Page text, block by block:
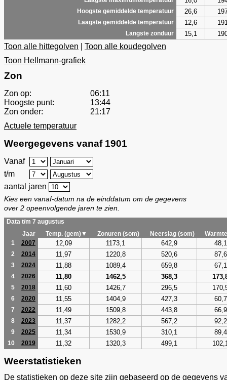
Hoogste gemiddelde temperatuur 26,6
Laagste gemiddelde temperatuur 12,6
Langste zonduur 15,1
Toon alle hittegolven
Toon alle koudegolven
Toon Hellmann-grafiek
Zon
Zon op:
06:11
Hoogste punt:
13:44
Zon onder:
21:17
Actuele temperatuur
Weergegevens vanaf 1901
Vanaf
t/m
aantal jaren
Kies een vanaf-datum na de einddatum om de gegevens
over 2 opeenvolgende jaren te zien.
Data t/m 7 augustus
Jaar
Temp. (gem)▼ Zonuren (som) Neerslag (som)
1
2007 12,09 1173,1 642,9 48,1
2 2014 11,97 1220,8 520,6 87,6
3 2024 11,88 1089,4 659,8 67,1
4 2026 11,80 1462,5 368,3
5 2018 11,60 1426,7 296,5
6 2020 11,55 1404,9 427,3 60,7
7 2022 11,49 1509,8 443,8 66,9
8 2023 11,37 1282,2 567,2 92,2
9 2025 11,34 1530,9 310,1 89,4
10 2019 11,32 1320,3 499,1
Weerstatistieken
De statistieken op deze site zijn gebaseerd op de gegevens